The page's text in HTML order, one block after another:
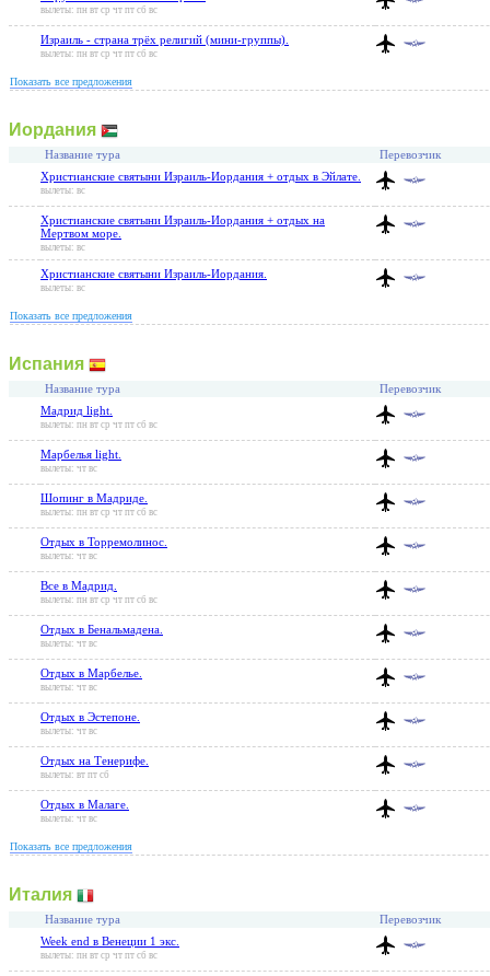
вылеты: пн вт ср чт пт сб вс
Израиль - страна трёх религий (мини-группы).
вылеты: пн вт ср чт пт сб вс
Показать все предложения
Иордания
Название тура Перевозчик
Христианские святыни Израиль-Иордания + отдых в Эйлате.
вылеты: вс
Христианские святыни Израиль-Иордания + отдых на
Мертвом море.
вылеты: вс
Христианские святыни Израиль-Иордания.
вылеты: вс
Показать все предложения
Испания
Название тура Перевозчик
Мадрид light.
вылеты: пн вт ср чт пт сб вс
Марбелья light.
вылеты: чт вс
Шопинг в Мадриде.
вылеты: пн вт ср чт пт сб вс
Отдых в Торремолинос.
вылеты: чт вс
Все в Мадрид.
вылеты: пн вт ср чт пт сб вс
Отдых в Бенальмадена.
вылеты: чт вс
Отдых в Марбелье.
вылеты: чт вс
Отдых в Эстепоне.
вылеты: чт вс
Отдых на Тенерифе.
вылеты: вт пт сб
Отдых в Малаге.
вылеты: чт вс
Показать все предложения
Италия
Название тура Перевозчик
Week end в Венеции 1 экс.
вылеты: пн вт ср чт пт сб вс